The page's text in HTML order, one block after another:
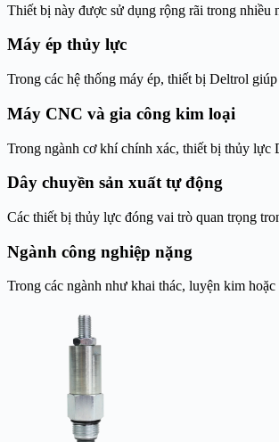
Thiết bị này được sử dụng rộng rãi trong nhiều
Máy ép thủy lực
Trong các hệ thống máy ép, thiết bị Deltrol
Máy CNC và gia công kim loại
Trong ngành cơ khí chính xác, thiết bị thủy lực
Dây chuyền sản xuất tự động
Các thiết bị thủy lực đóng vai trò quan trọng
Ngành công nghiệp nặng
Trong các ngành như khai thác, luyện kim